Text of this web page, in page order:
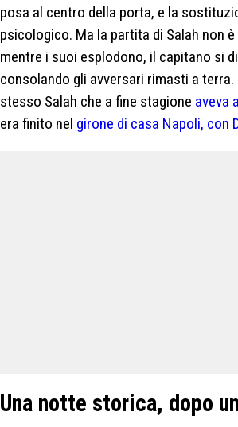
posa al centro della porta, e la
psicologico. Ma la partita di Salah non
mentre i suoi esplodono, il capitano si
consolando gli avversari rimasti a
stesso Salah che a fine stagione aveva
era finito nel girone di casa Napoli, con
Una notte storica, dopo